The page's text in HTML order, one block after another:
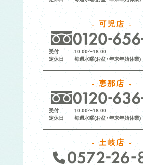
可児店
受付
10:00〜18:00
定休日
毎週水曜(お盆・年末年始休業)
恵那店
受付
10:00〜18:00
定休日
毎週水曜(お盆・年末年始休業)
土岐店